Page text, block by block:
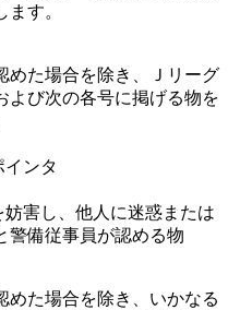
す。
めた場合を除き、Ｊリーグ
よび次の各号に掲げる物を
インタ
害し、他人に迷惑または
警備従事員が認める物
めた場合を除き、いかなる